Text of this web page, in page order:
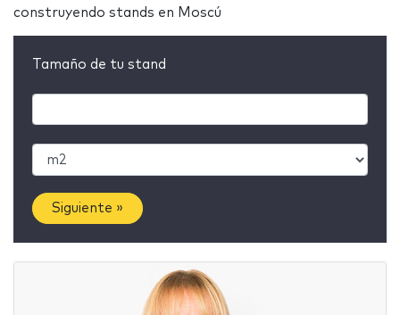
construyendo stands en Moscú
Tamaño de tu stand
Siguiente »